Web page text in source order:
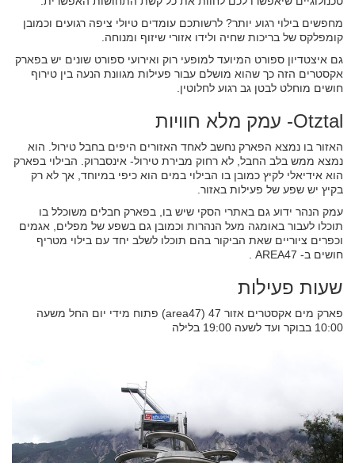
מחפשים בילוי רגוע יותר? לרשותכם עומדים טיולי ציפה רגועים וכמובן
קומפלקס של בריכות שחיה ולידו אזורי שיזוף ומנוחה.
גם איצטדיון ספורט המיועד למופעי רוק ואירועי ספורט שונים יש בפארק
אקסטרים הזה כך שהוא מושלם עבור פעילות מגוונת הנעה בין טירוף
חושים מוחלט לבטן גב רגוע לחלוטין.
Otztal- עמק מלא חוויות
האזור בו נמצא הפארק נחשב לאחד האזורים היפים בחבל טירול. הוא
נמצא ממש בלב החבל, לא רחוק מבירת טירול- אינסברוק. הבילוי בפארק
הוא אידיאלי לקיץ כמובן בו הבילוי במים הוא כיפי במיוחד, אך לא רק
בקיץ יש שפע של פעילות באזור.
עמק הנהר ידוע גם באתרי הסקי שיש בו, בפארק חבלים משוכלל בו
תוכלו לעבור באומגה מעל הנהרות וכמובן גם בשפע של מפלים, אגמים
וכפרים ציוריים שאת הביקור בהם תוכלו לשלב יחד עם בילוי מטריף
חושים ב- AREA47 .
שעות פעילות
פארק מים אקסטרים אזור 47 (area47) פתוח מידי יום החל משעה
10:00 בבוקר ועד לשעה 19:00 בלילה